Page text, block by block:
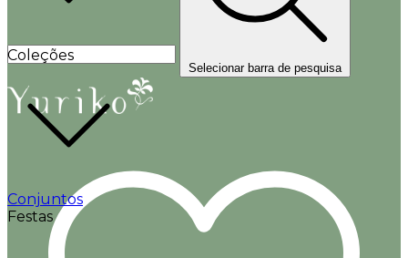
Coleções
Conjuntos
Festas
Selecionar barra de pesquisa